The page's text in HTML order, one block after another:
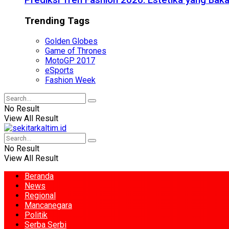
Trending Tags
Golden Globes
Game of Thrones
MotoGP 2017
eSports
Fashion Week
No Result
View All Result
No Result
View All Result
Beranda
News
Regional
Mancanegara
Politik
Serba Serbi